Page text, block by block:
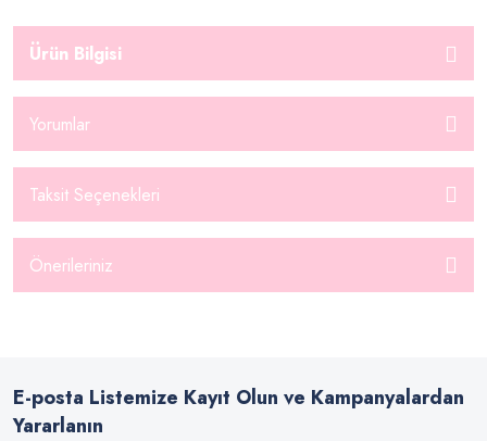
Ürün Bilgisi
Yorumlar
Taksit Seçenekleri
Önerileriniz
E-posta Listemize Kayıt Olun ve Kampanyalardan
Yararlanın